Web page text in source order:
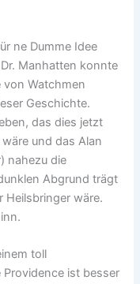
ne Dumme Idee
Manhatten konnte
von Watchmen
Geschichte.
das dies jetzt
und das Alan
nahezu die
Abgrund trägt
Heilsbringer wäre.
toll
ist besser